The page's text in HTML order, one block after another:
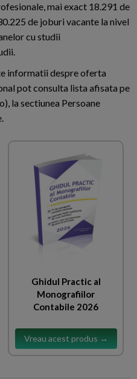
mai exact 18.291 de
de joburi vacante la nivel
cu studii
informatii despre oferta
pot consulta lista afisata pe
la sectiunea Persoane
Ghidul Practic al
Monografiilor
Contabile 2026
Vreau acest produs →